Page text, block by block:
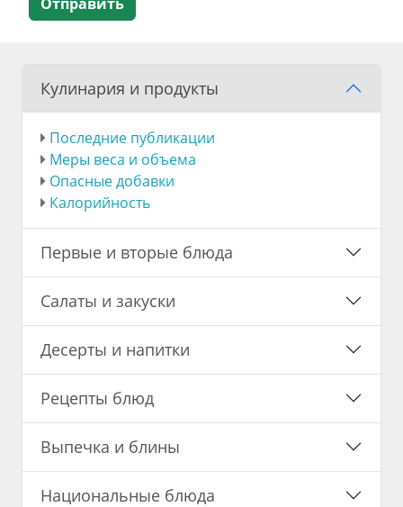
Кулинария и продукты
Последние публикации
Меры веса и объема
Опасные добавки
Калорийность
Первые и вторые блюда
Салаты и закуски
Десерты и напитки
Рецепты блюд
Выпечка и блины
Национальные блюда